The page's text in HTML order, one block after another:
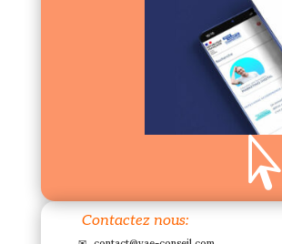

Contactez nous: